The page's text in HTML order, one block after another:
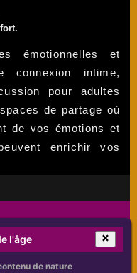
émotionnelles et
connexion intime,
pour adultes
de partage où
de vos émotions et
enrichir vos
l'âge
de nature